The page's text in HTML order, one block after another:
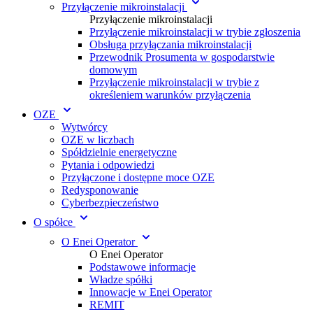
Przyłączenie mikroinstalacji
Przyłączenie mikroinstalacji
Przyłączenie mikroinstalacji w trybie zgłoszenia
Obsługa przyłączania mikroinstalacji
Przewodnik Prosumenta w gospodarstwie
domowym
Przyłączenie mikroinstalacji w trybie z
określeniem warunków przyłączenia
OZE
Wytwórcy
OZE w liczbach
Spółdzielnie energetyczne
Pytania i odpowiedzi
Przyłączone i dostępne moce OZE
Redysponowanie
Cyberbezpieczeństwo
O spółce
O Enei Operator
O Enei Operator
Podstawowe informacje
Władze spółki
Innowacje w Enei Operator
REMIT